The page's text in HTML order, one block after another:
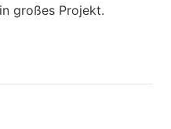
großes Projekt.